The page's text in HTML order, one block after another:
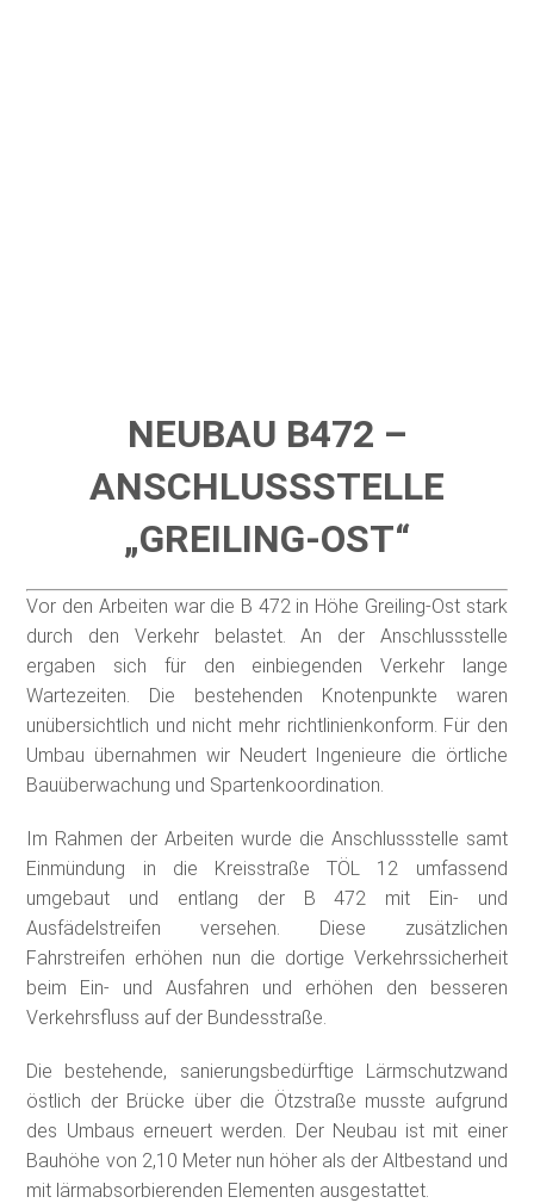
NEUBAU B472 –
ANSCHLUSSSTELLE
„GREILING-OST“
Vor den Arbeiten war die B 472 in Höhe Greiling-Ost stark
durch den Verkehr belastet. An der Anschlussstelle
ergaben sich für den einbiegenden Verkehr lange
Wartezeiten. Die bestehenden Knotenpunkte waren
unübersichtlich und nicht mehr richtlinienkonform. Für den
Umbau übernahmen wir Neudert Ingenieure die örtliche
Bauüberwachung und Spartenkoordination.
Im Rahmen der Arbeiten wurde die Anschlussstelle samt
Einmündung in die Kreisstraße TÖL 12 umfassend
umgebaut und entlang der B 472 mit Ein- und
Ausfädelstreifen versehen. Diese zusätzlichen
Fahrstreifen erhöhen nun die dortige Verkehrssicherheit
beim Ein- und Ausfahren und erhöhen den besseren
Verkehrsfluss auf der Bundesstraße.
Die bestehende, sanierungsbedürftige Lärmschutzwand
östlich der Brücke über die Ötzstraße musste aufgrund
des Umbaus erneuert werden. Der Neubau ist mit einer
Bauhöhe von 2,10 Meter nun höher als der Altbestand und
mit lärmabsorbierenden Elementen ausgestattet.